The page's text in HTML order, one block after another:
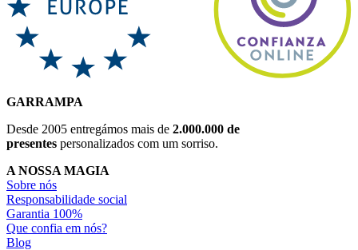
GARRAMPA
Desde 2005 entregámos mais de 2.000.000 de
presentes personalizados com um sorriso.
A NOSSA MAGIA
Sobre nós
Responsabilidade social
Garantia 100%
Que confia em nós?
Blog